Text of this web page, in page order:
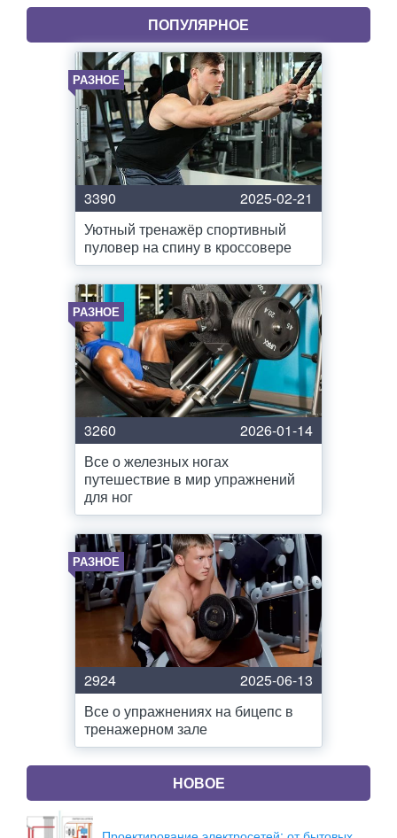
ПОПУЛЯРНОЕ
РАЗНОЕ
3390
2025-02-21
Уютный тренажёр спортивный
пуловер на спину в кроссовере
РАЗНОЕ
3260
2026-01-14
Все о железных ногах
путешествие в мир упражнений
для ног
РАЗНОЕ
2924
2025-06-13
Все о упражнениях на бицепс в
тренажерном зале
НОВОЕ